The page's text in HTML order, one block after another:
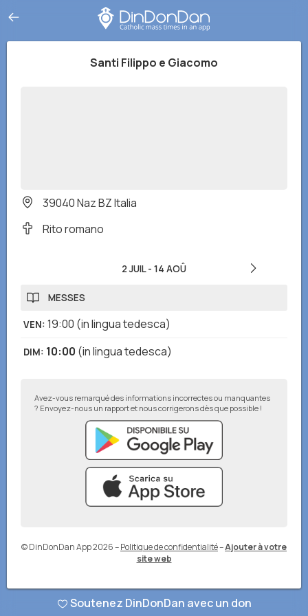
Santi Filippo e Giacomo
39040 Naz BZ Italia
Rito romano
2 JUIL- 14 AOÛ
MESSES
VEN: 19:00 (in lingua tedesca)
DIM: 10:00 (in lingua tedesca)
Avez-vous remarqué des informations incorrectes ou manquantes
? Envoyez-nous un rapport et nous corrigerons dès que possible !
© DinDonDan App 2026–Politique de confidentialité–Ajouter à votre
site web
Soutenez DinDonDan avec un don